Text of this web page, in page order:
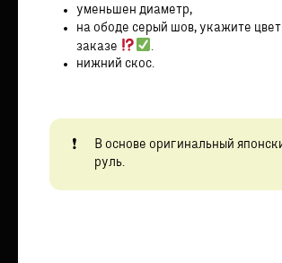
уменьшен диаметр,
на ободе серый шов, укажите
заказе
.
нижний скос.
В основе оригинальный
руль.